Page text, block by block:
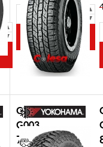
/
65
R17
Geolandar M/T
G003
770,00 BYN